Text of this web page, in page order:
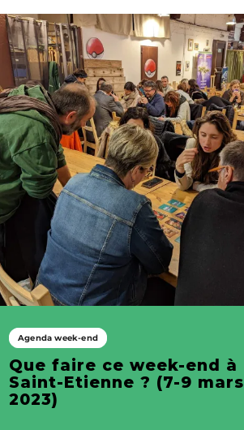
Agenda week-end
Que faire ce week-end à
Saint-Etienne ? (7-9 mars
2023)